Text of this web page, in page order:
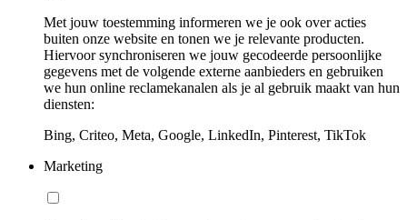
Met jouw toestemming informeren we je ook over acties
buiten onze website en tonen we je relevante producten.
Hiervoor synchroniseren we jouw gecodeerde persoonlijke
gegevens met de volgende externe aanbieders en gebruiken
we hun online reclamekanalen als je al gebruik maakt van hun
diensten:
Bing, Criteo, Meta, Google, LinkedIn, Pinterest, TikTok
Marketing